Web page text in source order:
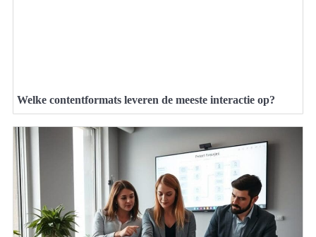
Welke contentformats leveren de meeste interactie op?